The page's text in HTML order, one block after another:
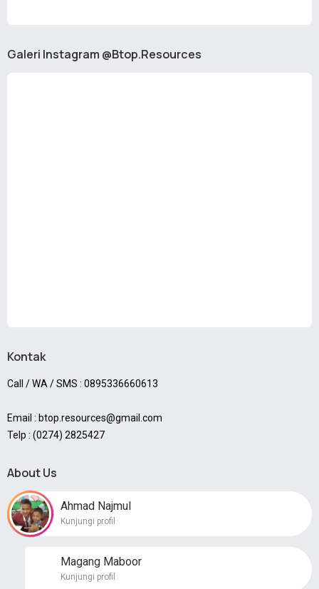
Galeri Instagram @Btop.Resources
Kontak
Call / WA / SMS : 0895336660613
Email : btop.resources@gmail.com
Telp : (0274) 2825427
About Us
Ahmad Najmul
Kunjungi profil
Magang Maboor
Kunjungi profil